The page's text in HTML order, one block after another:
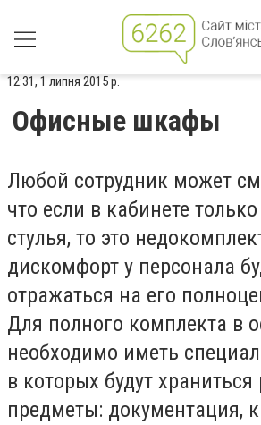
12:31, 1 липня 2015 р.
Офисные шкафы
Любой сотрудник может
что если в кабинете
стулья, то это
дискомфорт у персонала
отражаться на его
Для полного комплекта в
необходимо иметь
в которых будут
предметы: документация,